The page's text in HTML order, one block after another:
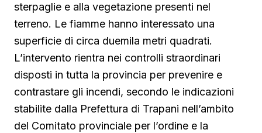
sterpaglie e alla vegetazione presenti nel
terreno. Le fiamme hanno interessato una
superficie di circa duemila metri quadrati.
L’intervento rientra nei controlli straordinari
disposti in tutta la provincia per prevenire e
contrastare gli incendi, secondo le indicazioni
stabilite dalla Prefettura di Trapani nell’ambito
del Comitato provinciale per l’ordine e la